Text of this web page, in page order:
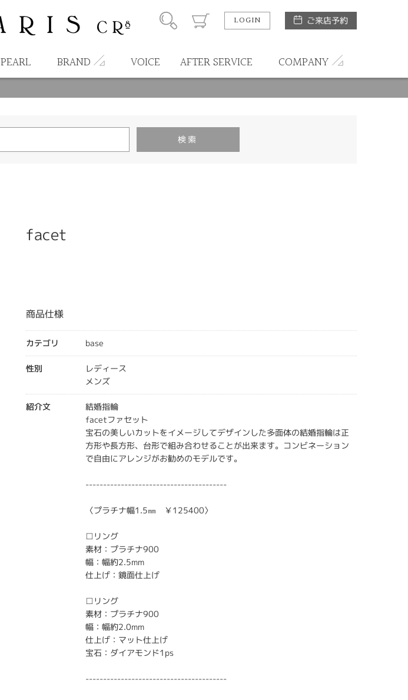
LOGIN ご来店予約
PEARL BRAND VOICE AFTER SERVICE COMPANY
facet
商品仕様
カテゴリ base
性別
レディース
メンズ
紹介文
結婚指輪
facetファセット
宝石の美しいカットをイメージしてデザインした多面体の結婚指輪は正
方形や長方形、台形で組み合わせることが出来ます。コンビネーション
で自由にアレンジがお勧めのモデルです。
----------------------------------------
〈プラチナ幅1.5㎜ ￥125400〉
□リング
素材：プラチナ900
幅：幅約2.5mm
仕上げ：鏡面仕上げ
□リング
素材：プラチナ900
幅：幅約2.0mm
仕上げ：マット仕上げ
宝石：ダイアモンド1ps
----------------------------------------